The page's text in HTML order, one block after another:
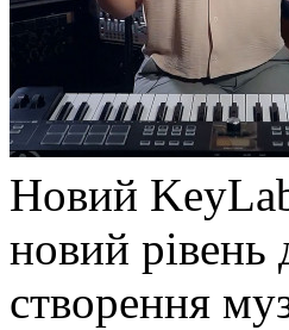
Новий
новий рівень
створення